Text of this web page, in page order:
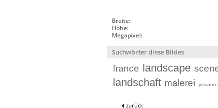
Breite:
Höhe:
Megapixel:
Suchwörter diese Bildes
france landscape
landschaft malerei pissarro
zurück